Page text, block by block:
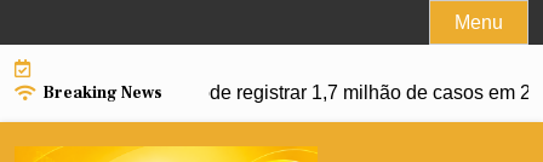
to
content
Menu
Breaking News
e Brasil pode registrar 1,7 milhão de casos em 2027 |